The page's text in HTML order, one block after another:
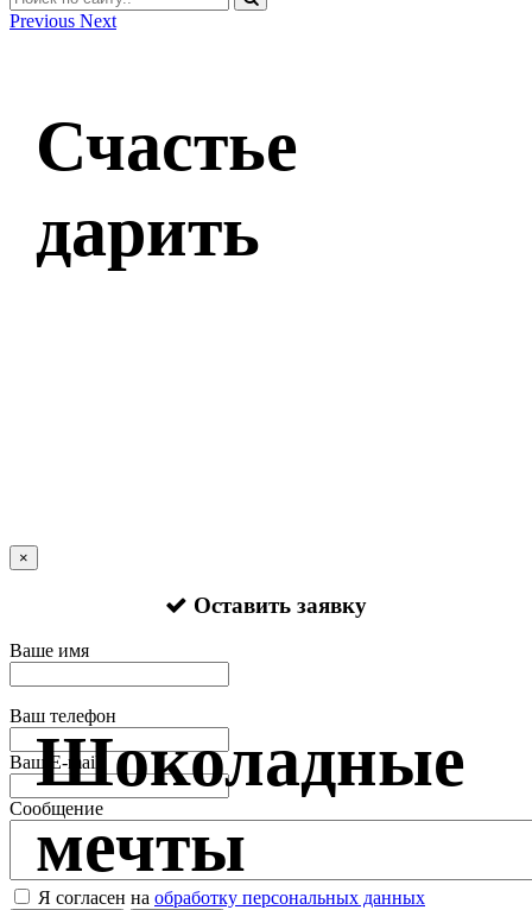
Previous Next
Счастье
дарить
Шоколадные
мечты
×
Оставить заявку
Ваше имя
Ваш телефон
Ваш E-mail
Сообщение
Я согласен на обработку персональных данных